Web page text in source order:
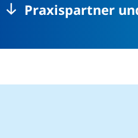
Praxispartner